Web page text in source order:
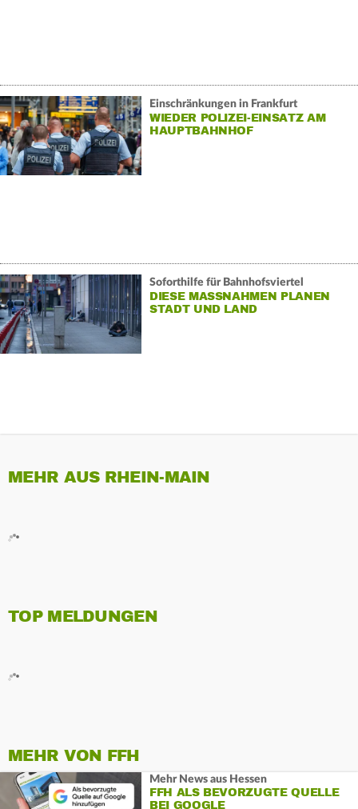
Einschränkungen in Frankfurt
WIEDER POLIZEI-EINSATZ AM
HAUPTBAHNHOF
Soforthilfe für Bahnhofsviertel
DIESE MASSNAHMEN PLANEN S
TADT UND LAND
MEHR AUS RHEIN-MAIN
TOP MELDUNGEN
MEHR VON FFH
Mehr News aus Hessen
FFH ALS BEVORZUGTE QUELLE
BEI GOOGLE